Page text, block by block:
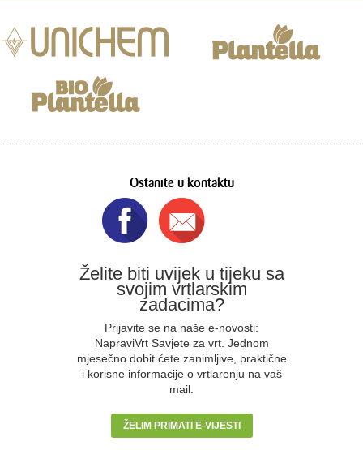
Ostanite u kontaktu
Želite biti uvijek u tijeku sa
svojim vrtlarskim
zadacima?
Prijavite se na naše e-novosti:
NapraviVrt Savjete za vrt. Jednom
mjesečno dobit ćete zanimljive, praktične
i korisne informacije o vrtlarenju na vaš
mail.
ŽELIM PRIMATI E-VIJESTI